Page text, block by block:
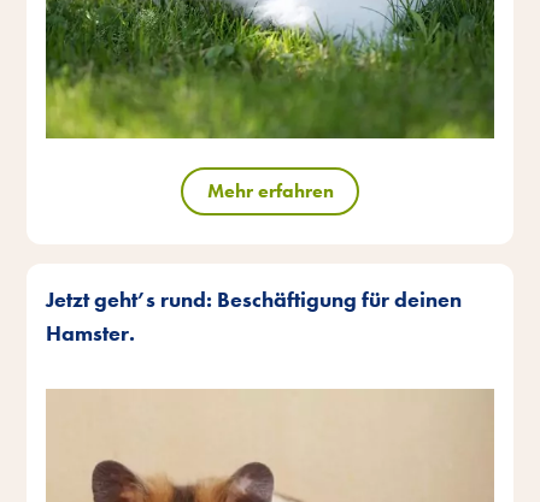
Mehr erfahren
Jetzt geht’s rund: Beschäftigung für deinen
Hamster.